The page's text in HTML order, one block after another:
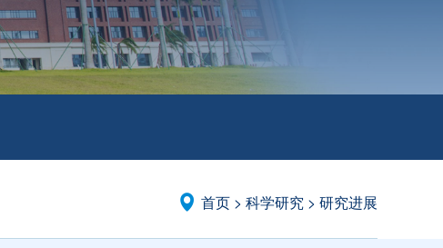
首页 > 科学研究 > 研究进展